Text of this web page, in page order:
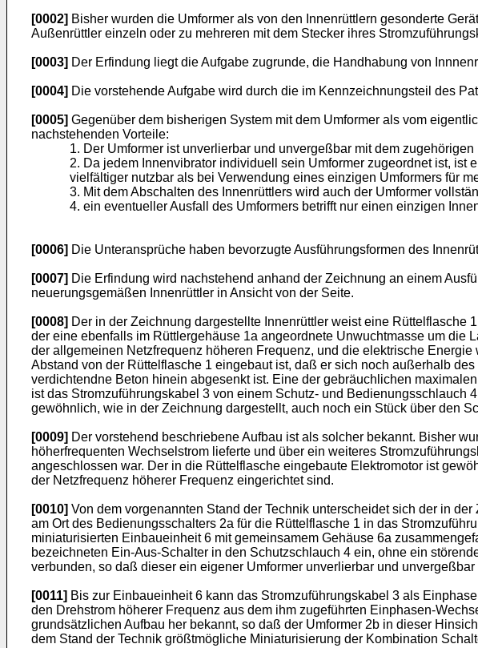
[0002] Bisher wurden die Umformer als von den Innenrüttlern gesonderte
Außenrüttler einzeln oder zu mehreren mit dem Stecker ihres
[0003] Der Erfindung liegt die Aufgabe zugrunde, die Handhabung von
[0004] Die vorstehende Aufgabe wird durch die im Kennzeichnungsteil des
[0005] Gegenüber dem bisherigen System mit dem Umformer als vom
nachstehenden Vorteile:
1. Der Umformer ist unverlierbar und unvergeßbar mit dem
2. Da jedem Innenvibrator individuell sein Umformer zugeordnet ist,
vielfältiger nutzbar als bei Verwendung eines einzigen Umformers für
3. Mit dem Abschalten des Innenrüttlers wird auch der Umformer
4. ein eventueller Ausfall des Umformers betrifft nur einen einzigen
[0006] Die Unteransprüche haben bevorzugte Ausführungsformen des
[0007] Die Erfindung wird nachstehend anhand der Zeichnung an einem
neuerungsgemäßen Innenrüttler in Ansicht von der Seite.
[0008] Der in der Zeichnung dargestellte Innenrüttler weist eine
der eine ebenfalls im Rüttlergehäuse 1a angeordnete Unwuchtmasse um die
der allgemeinen Netzfrequenz höheren Frequenz, und die elektrische
Abstand von der Rüttelflasche 1 eingebaut ist, daß er sich noch außerhalb
verdichtendne Beton hinein abgesenkt ist. Eine der gebräuchlichen
ist das Stromzuführungskabel 3 von einem Schutz- und
gewöhnlich, wie in der Zeichnung dargestellt, auch noch ein Stück über den
[0009] Der vorstehend beschriebene Aufbau ist als solcher bekannt. Bisher
höherfrequenten Wechselstrom lieferte und über ein weiteres
angeschlossen war. Der in die Rüttelflasche eingebaute Elektromotor ist
der Netzfrequenz höherer Frequenz eingerichtet sind.
[0010] Von dem vorgenannten Stand der Technik unterscheidet sich der in
am Ort des Bedienungsschalters 2a für die Rüttelflasche 1 in das
miniaturisierten Einbaueinheit 6 mit gemeinsamem Gehäuse 6a
bezeichneten Ein-Aus-Schalter in den Schutzschlauch 4 ein, ohne ein
verbunden, so daß dieser ein eigener Umformer unverlierbar und unvergeßbar
[0011] Bis zur Einbaueinheit 6 kann das Stromzuführungskabel 3 als
den Drehstrom höherer Frequenz aus dem ihm zugeführten Einphasen-
grundsätzlichen Aufbau her bekannt, so daß der Umformer 2b in dieser
dem Stand der Technik größtmögliche Miniaturisierung der Kombination